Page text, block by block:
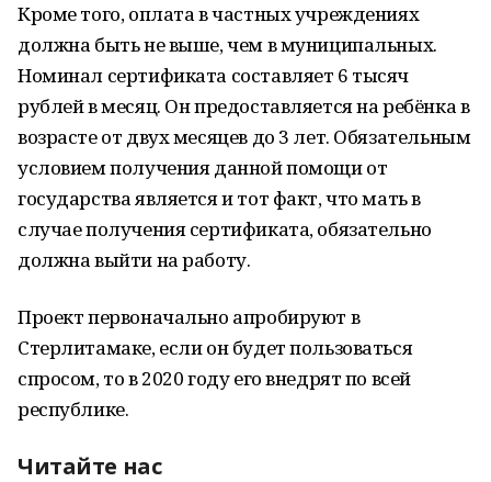
Кроме того, оплата в частных учреждениях
должна быть не выше, чем в муниципальных.
Номинал сертификата составляет 6 тысяч
рублей в месяц. Он предоставляется на ребёнка в
возрасте от двух месяцев до 3 лет. Обязательным
условием получения данной помощи от
государства является и тот факт, что мать в
случае получения сертификата, обязательно
должна выйти на работу.
Проект первоначально апробируют в
Стерлитамаке, если он будет пользоваться
спросом, то в 2020 году его внедрят по всей
республике.
Читайте нас